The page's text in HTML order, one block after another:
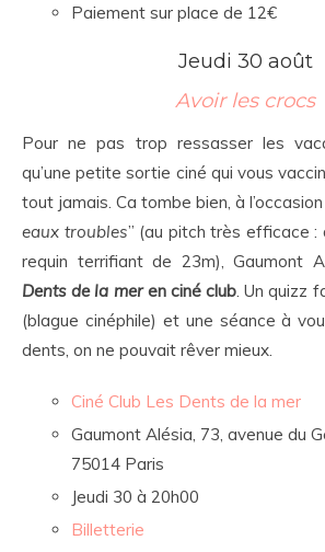
Paiement sur place de 12€
Jeudi 30 août
Avoir les crocs
Pour ne pas trop ressasser les
qu’une petite sortie ciné qui vous
tout jamais. Ca tombe bien, à
eaux troubles” (au pitch très efficace :
requin terrifiant de 23m), Gaumont
Dents de la meren ciné club . Un quizz
(blague cinéphile) et une séance à
dents, on ne pouvait rêver mieux.
Ciné Club Les Dents de la mer
Gaumont Alésia, 73, avenue du
75014 Paris
Jeudi 30 à 20h00
Billetterie